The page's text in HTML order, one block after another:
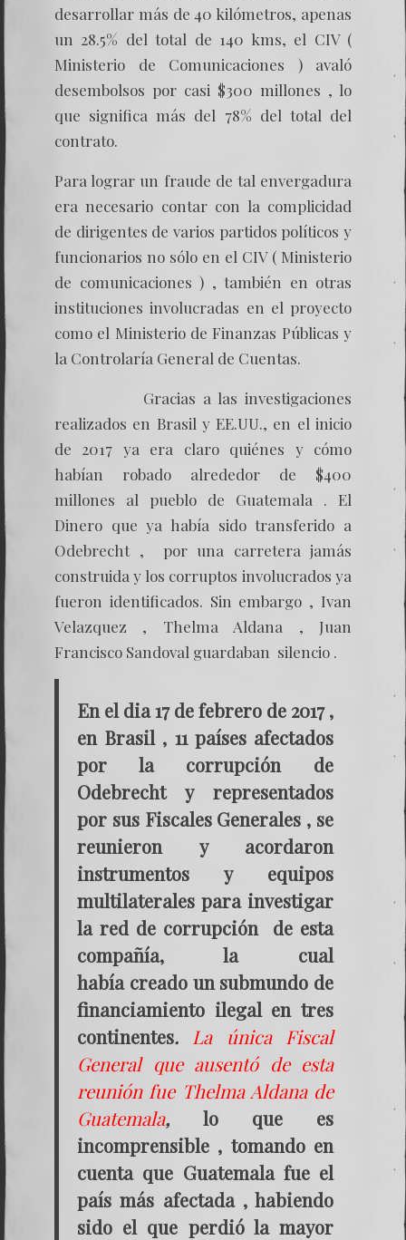
desarrollar más de 40 kilómetros, apenas
un 28.5% del total de 140 kms, el CIV (
Ministerio de Comunicaciones ) avaló
desembolsos por casi $300 millones , lo
que significa más del 78% del total del
contrato.
Para lograr un fraude de tal envergadura
era necesario contar con la complicidad
de dirigentes de varios partidos políticos y
funcionarios no sólo en el CIV ( Ministerio
de comunicaciones ) , también en otras
instituciones involucradas en el proyecto
como el Ministerio de Finanzas Públicas y
la Controlaría General de Cuentas.
Gracias a las investigaciones
realizados en Brasil y EE.UU., en el inicio
de 2017 ya era claro quiénes y cómo
habían robado alrededor de $400
millones al pueblo de Guatemala . El
Dinero que ya había sido transferido a
Odebrecht , por una carretera jamás
construida y los corruptos involucrados ya
fueron identificados. Sin embargo , Ivan
Velazquez , Thelma Aldana , Juan
Francisco Sandoval guardaban silencio .
En el dia 17 de febrero de 2017 ,
en Brasil , 11 países afectados
por la corrupción de
Odebrecht y representados
por sus Fiscales Generales , se
reunieron y acordaron
instrumentos y equipos
multilaterales para investigar
la red de corrupción de esta
compañía, la cual
había creado un submundo de
financiamiento ilegal en tres
continentes. La única Fiscal
General que ausentó de esta
reunión fue Thelma Aldana de
Guatemala, lo que es
incomprensible , tomando en
cuenta que Guatemala fue el
país más afectada , habiendo
sido el que perdió la mayor